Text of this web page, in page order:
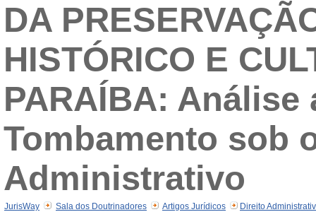
DA
HISTÓRICO E
PARAÍBA:
Tombamento sob
Administrativo
JurisWay Sala dos Doutrinadores Artigos Jurídicos Direito